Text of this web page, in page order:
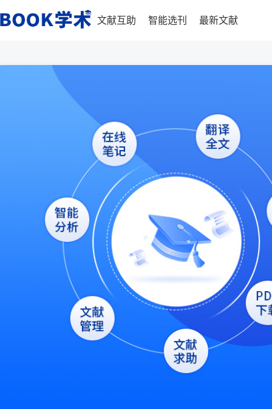
文献互助 智能选刊 最新文献